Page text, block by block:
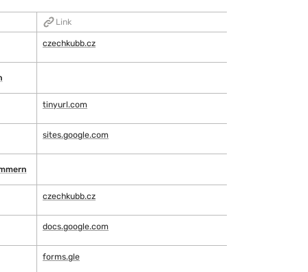
Link
czechkubb.cz
tinyurl.com
sites.google.com
czechkubb.cz
docs.google.com
forms.gle